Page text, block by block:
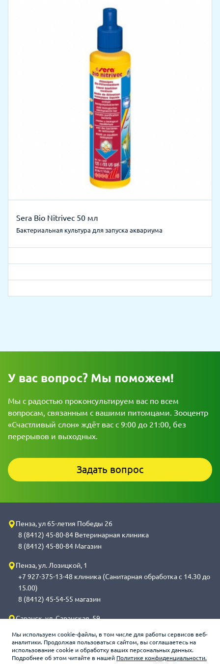
Мы используем cookie-файлы, в том числе для работы сервисов веб-
аналитики. Продолжая пользоваться сайтом, вы соглашаетесь на
использование cookie и обработку ваших персональных данных.
Подробнее об этом читайте в нашей Политике конфиденциальности.
Sera Bio Nitrivec 50 мл
Бактериальная культура для запуска аквариума
У вас вопрос? Мы поможем!
Мы с радостью проконсультируем вас по всем
вопросам, связанным с вашими питомцами. Зооцентр
«Счастливый слон» ждёт вас с 9:00 до 21:00, без
перерывов и выходных.
Задать вопрос
Пенза, ул 65-летия Победы 26
8 (8412) 45-80-84 Ветеринарная клиника
8 (8412) 45-80-84 Магазин
Пенза, ул. Лозицкой, 1
+7 927-375-13-48 клиника (Санитарная обработка с 14.30 до
15.00)
8 (8412) 45-54-55 магазин
Саранск, ул. Саранская, 59
обработка с 14.00 до 14.30)
8 (8342) 272-275 магазин